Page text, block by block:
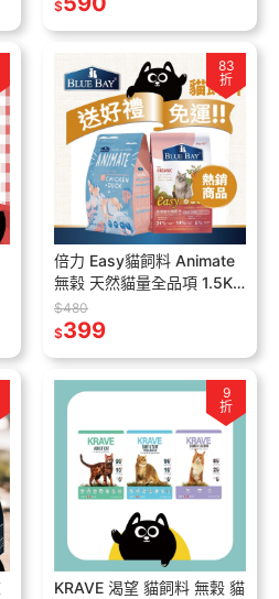
$
83
折
倍力 Easy貓飼料 Animate
無榖 天然貓量全品項 1.5KG
/ 2KG / 8KG
$480
$399
9
折
KRAVE 渴望 貓飼料 無穀 貓